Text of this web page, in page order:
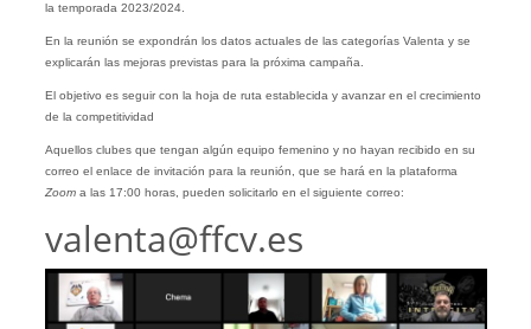
la temporada 2023/2024.
En la reunión se expondrán los datos actuales de las categorías Valenta y se
explicarán las mejoras previstas para la próxima campaña.
El objetivo es seguir con la hoja de ruta establecida y avanzar en el crecimiento
de la competitividad
Aquellos clubes que tengan algún equipo femenino y no hayan recibido en su
correo el enlace de invitación para la reunión, que se hará en la plataforma
Zooma las 17:00 horas, pueden solicitarlo en el siguiente correo:
valenta@ffcv.es